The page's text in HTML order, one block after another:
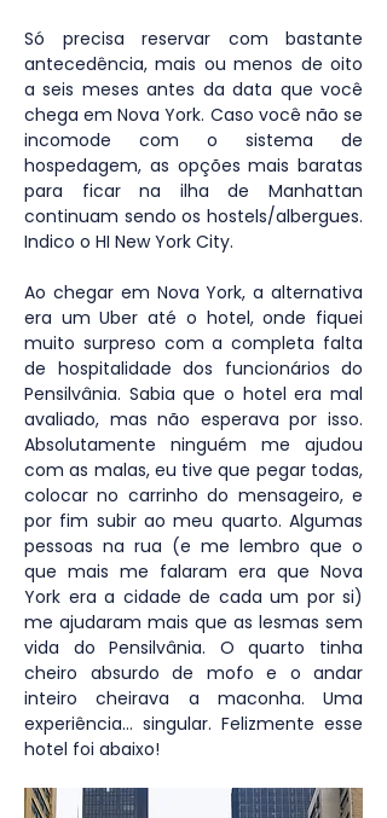
Só precisa reservar com bastante
antecedência, mais ou menos de oito
a seis meses antes da data que você
chega em Nova York. ​Caso você não se
incomode com o sistema de
hospedagem, as opções mais baratas
para ficar na ilha de Manhattan
continuam sendo os hostels/albergues.
Indico o HI New York City.
Ao chegar em Nova York, a alternativa
era um Uber até o hotel, onde fiquei
muito surpreso com a completa falta
de hospitalidade dos funcionários do
Pensilvânia. Sabia que o hotel era mal
avaliado, mas não esperava por isso.
Absolutamente ninguém me ajudou
com as malas, eu tive que pegar todas,
colocar no carrinho do mensageiro, e
por fim subir ao meu quarto. Algumas
pessoas na rua (e me lembro que o
que mais me falaram era que Nova
York era a cidade de cada um por si)
me ajudaram mais que as lesmas sem
vida do Pensilvânia. O quarto tinha
cheiro absurdo de mofo e o andar
inteiro cheirava a maconha. Uma
experiência… singular. Felizmente esse
hotel foi abaixo!